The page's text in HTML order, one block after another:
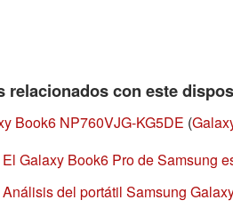
relacionados con este
Book6 NP760VJG-KG5DE (
El Galaxy Book6 Pro de Samsung
Análisis del portátil Samsung